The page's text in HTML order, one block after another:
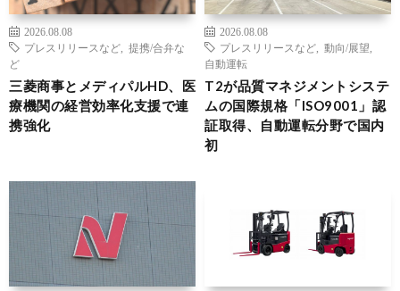
2026.08.08
プレスリリースなど
提携/合弁な
ど
三菱商事とメディパルHD、医
療機関の経営効率化支援で連
携強化
2026.08.08
プレスリリースなど
動向/展望
自動運転
T2が品質マネジメントシステ
ムの国際規格「ISO9001」認
証取得、自動運転分野で国内
初